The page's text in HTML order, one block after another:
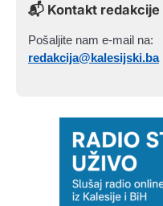
📬 Kontakt redakcije
Pošaljite nam e-mail na:
redakcija@kalesijski.ba